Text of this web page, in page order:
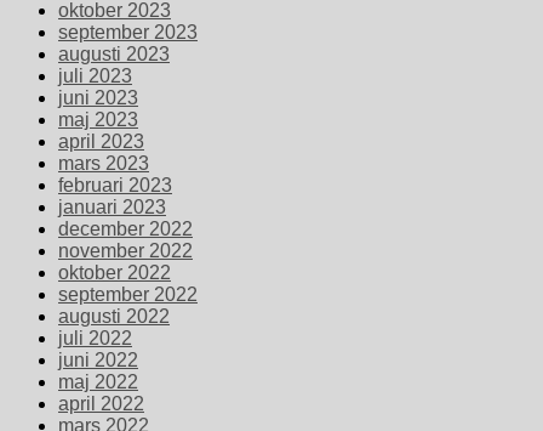
oktober 2023
september 2023
augusti 2023
juli 2023
juni 2023
maj 2023
april 2023
mars 2023
februari 2023
januari 2023
december 2022
november 2022
oktober 2022
september 2022
augusti 2022
juli 2022
juni 2022
maj 2022
april 2022
mars 2022